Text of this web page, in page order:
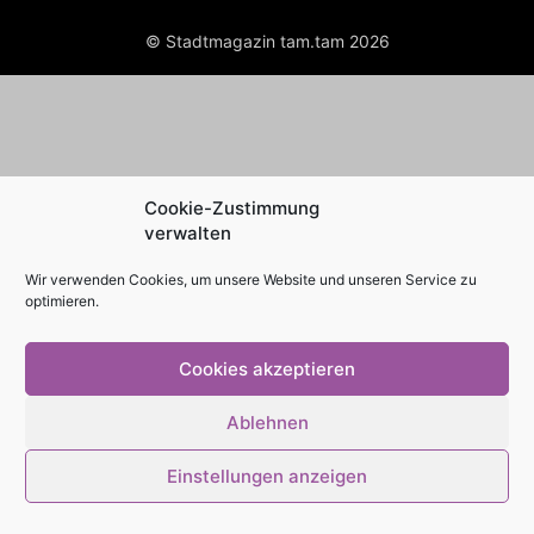
Cookie-Zustimmung
verwalten
Wir verwenden Cookies, um unsere Website und unseren Service zu
optimieren.
Cookies akzeptieren
Ablehnen
Einstellungen anzeigen
© Stadtmagazin tam.tam 2026